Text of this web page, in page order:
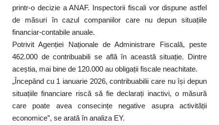
printr-o decizie a ANAF. Inspectorii fiscali vor dispune astfel
de măsuri în cazul companiilor care nu depun situațiile
financiar-contabile anuale.
Potrivit Agenției Naționale de Administrare Fiscală, peste
462.000 de contribuabili se află în această situație. Dintre
aceștia, mai bine de 120.000 au obligații fiscale neachitate.
„Începând cu 1 ianuarie 2026, contribuabilii care nu își depun
situațiile financiare riscă să fie declarați inactivi, o măsură
care poate avea consecințe negative asupra activității
economice”, se arată în analiza EY.